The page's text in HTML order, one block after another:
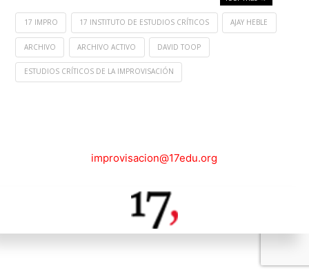
17 IMPRO 17 INSTITUTO DE ESTUDIOS CRÍTICOS AJAY HEBLE
ARCHIVO ARCHIVO ACTIVO DAVID TOOP
ESTUDIOS CRÍTICOS DE LA IMPROVISACIÓN
improvisacion@17edu.org